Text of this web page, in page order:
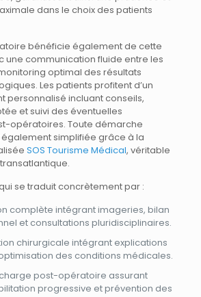
dans le choix des patients
bénéficie également de cette
une communication fluide entre les
optimal des résultats
Les patients profitent d’un
personnalisé incluant conseils,
et suivi des éventuelles
opératoires. Toute démarche
simplifiée grâce à la
SOS Tourisme Médical, véritable
se traduit concrètement par :
complète intégrant imageries, bilan
et consultations pluridisciplinaires.
chirurgicale intégrant explications
des conditions médicales.
post-opératoire assurant
progressive et prévention des